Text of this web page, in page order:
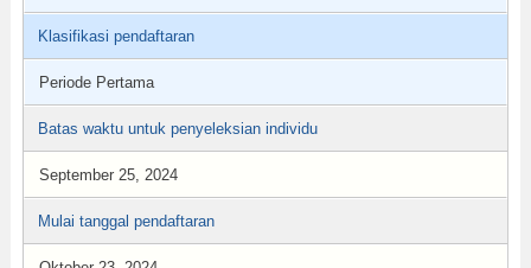
Klasifikasi pendaftaran
Periode Pertama
Batas waktu untuk penyeleksian individu
September 25, 2024
Mulai tanggal pendaftaran